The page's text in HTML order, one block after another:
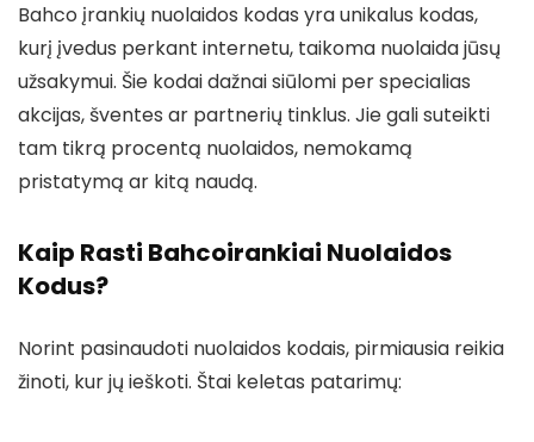
Bahco įrankių nuolaidos kodas yra unikalus kodas,
kurį įvedus perkant internetu, taikoma nuolaida jūsų
užsakymui. Šie kodai dažnai siūlomi per specialias
akcijas, šventes ar partnerių tinklus. Jie gali suteikti
tam tikrą procentą nuolaidos, nemokamą
pristatymą ar kitą naudą.
Kaip Rasti Bahcoirankiai Nuolaidos
Kodus?
Norint pasinaudoti nuolaidos kodais, pirmiausia reikia
žinoti, kur jų ieškoti. Štai keletas patarimų: